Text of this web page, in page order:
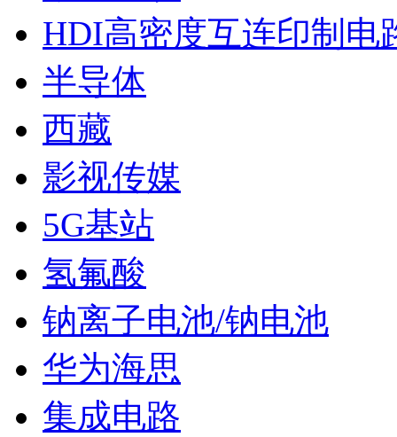
HDI高密度互连印制电
半导体
西藏
影视传媒
5G基站
氢氟酸
钠离子电池/钠电池
华为海思
集成电路